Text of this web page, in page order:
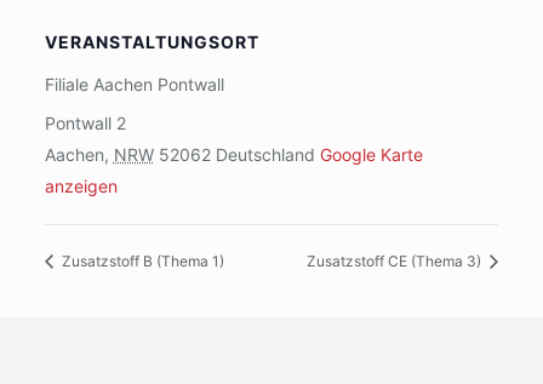
VERANSTALTUNGSORT
Filiale Aachen Pontwall
Pontwall 2
Aachen, NRW 52062 Deutschland Google Karte
anzeigen
Zusatzstoff B (Thema 1) Zusatzstoff CE (Thema 3)